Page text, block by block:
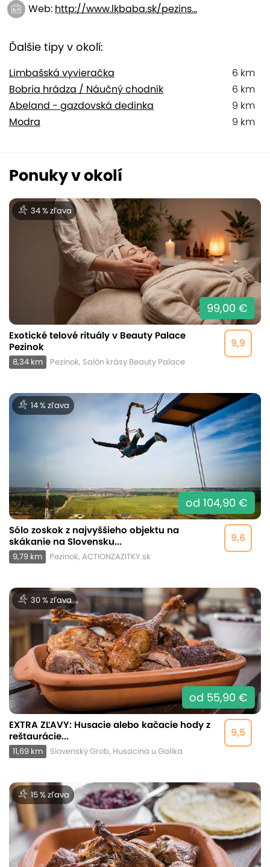
Web: http://www.lkbaba.sk/pezins...
Ďalšie tipy v okolí:
6 km
Limbašská vyvieračka
6 km
Bobria hrádza / Náučný chodník
9 km
Abeland - gazdovská dedinka
9 km
Modra
Ponuky v okolí
34 % zľava
99,00 €
9,9
Exotické telové rituály v Beauty Palace
Pezinok
8,34 km Pezinok, Salón krásy Beauty Palace
14 % zľava
od 104,90 €
9,6
Sólo zoskok z najvyššieho objektu na
skákanie na Slovensku...
9,79 km Pezinok, ACTIONZAZITKY.sk
30 % zľava
od 55,90 €
9,5
EXTRA ZĽAVY: Husacie alebo kačacie hody z
reštaurácie...
11,69 km Slovenský Grob, Husacina u Galika
15 % zľava